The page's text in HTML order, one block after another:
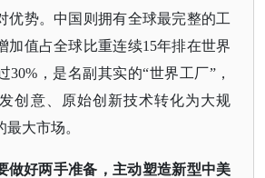
优势。中国则拥有全球最完整的工
加值占全球比重连续15年排在世界
30%，是名副其实的“世界工厂”，
创意、原始创新技术转化为大规
大市场。
做好两手准备，主动塑造新型中美